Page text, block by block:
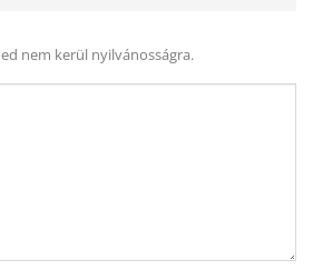
nem kerül nyilvánosságra.